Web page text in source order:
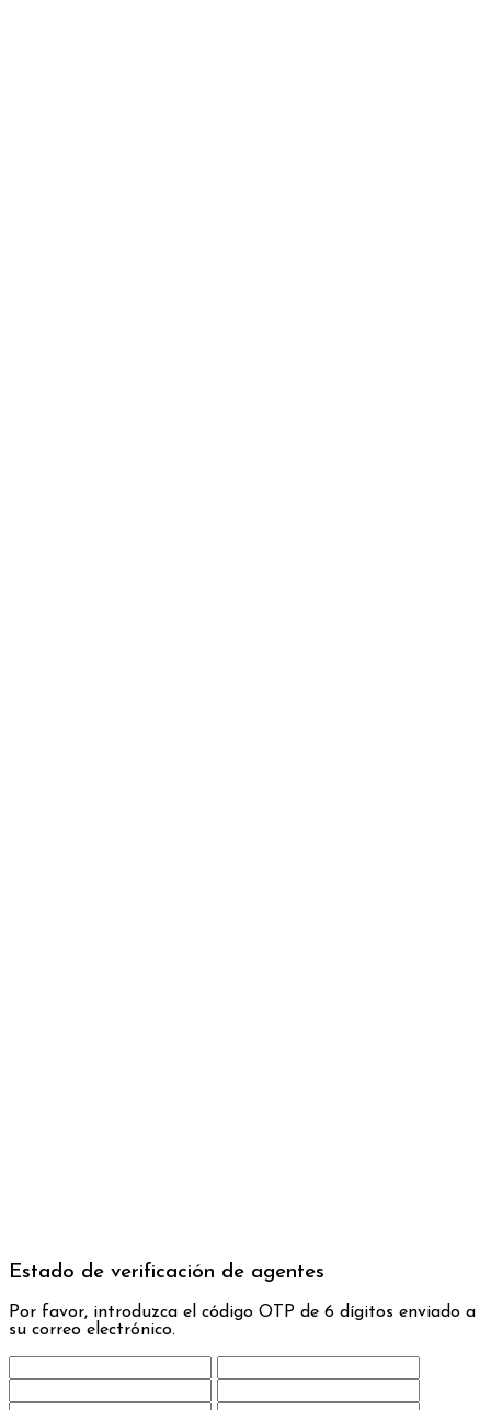
Estado de verificación de agentes
Por favor, introduzca el código OTP de 6 dígitos enviado a
su correo electrónico.